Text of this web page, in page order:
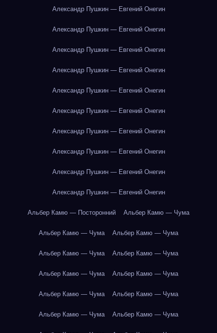
Александр Пушкин — Евгений Онегин
Александр Пушкин — Евгений Онегин
Александр Пушкин — Евгений Онегин
Александр Пушкин — Евгений Онегин
Александр Пушкин — Евгений Онегин
Александр Пушкин — Евгений Онегин
Александр Пушкин — Евгений Онегин
Александр Пушкин — Евгений Онегин
Александр Пушкин — Евгений Онегин
Александр Пушкин — Евгений Онегин
Альбер Камю — Посторонний Альбер Камю — Чума
Альбер Камю — Чума Альбер Камю — Чума
Альбер Камю — Чума Альбер Камю — Чума
Альбер Камю — Чума Альбер Камю — Чума
Альбер Камю — Чума Альбер Камю — Чума
Альбер Камю — Чума Альбер Камю — Чума